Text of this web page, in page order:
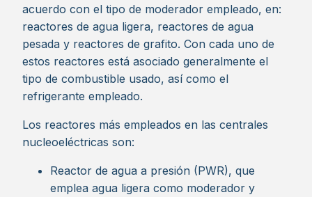
acuerdo con el tipo de moderador empleado, en:
reactores de agua ligera, reactores de agua
pesada y reactores de grafito. Con cada uno de
estos reactores está asociado generalmente el
tipo de combustible usado, así como el
refrigerante empleado.
Los reactores más empleados en las centrales
nucleoeléctricas son:
Reactor de agua a presión (PWR), que
emplea agua ligera como moderador y